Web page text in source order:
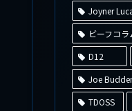
Joyner
ビーフコラ
D12
Joe
TDOSS